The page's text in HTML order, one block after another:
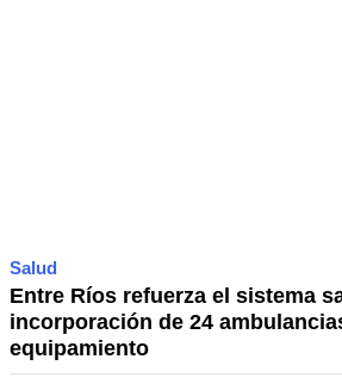
Salud
Entre Ríos refuerza el sistema
incorporación de 24
equipamiento